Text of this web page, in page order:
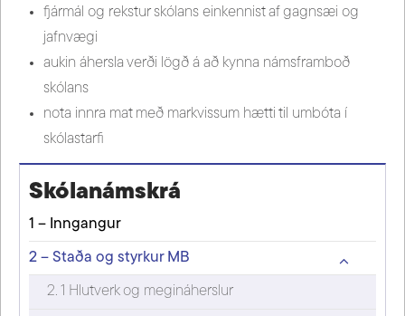
fjármál og rekstur skólans einkennist af gagnsæi og
jafnvægi
aukin áhersla verði lögð á að kynna námsframboð
skólans
nota innra mat með markvissum hætti til umbóta í
skólastarfi
Skólanámskrá
1 – Inngangur
2 – Staða og styrkur MB
2. 1 Hlutverk og megináherslur